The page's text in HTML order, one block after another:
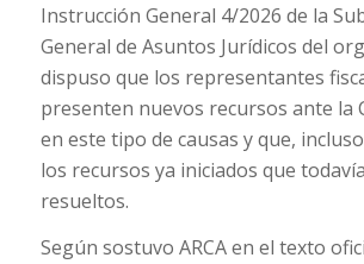
Instrucción General 4/2026 de la
General de Asuntos Jurídicos del
dispuso que los representantes
presenten nuevos recursos ante la
en este tipo de causas y que,
los recursos ya iniciados que
resueltos.
Según sostuvo ARCA en el texto